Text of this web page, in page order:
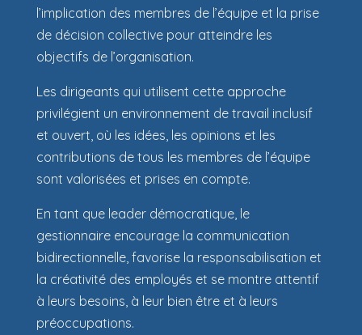
l’implication des membres de l’équipe et la prise
de décision collective pour atteindre les
objectifs de l’organisation.
Les dirigeants qui utilisent cette approche
privilégient un environnement de travail inclusif
et ouvert, où les idées, les opinions et les
contributions de tous les membres de l’équipe
sont valorisées et prises en compte.
En tant que leader démocratique, le
gestionnaire encourage la communication
bidirectionnelle, favorise la responsabilisation et
la créativité des employés et se montre attentif
à leurs besoins, à leur bien être et à leurs
préoccupations.